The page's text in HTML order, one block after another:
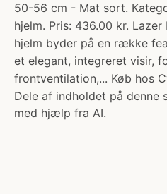
50-56 cm - Mat sort.
hjelm. Pris: 436.00 kr.
hjelm byder på en række
et elegant, integreret visir,
frontventilation,... Køb hos
Dele af indholdet på denne
med hjælp fra AI.